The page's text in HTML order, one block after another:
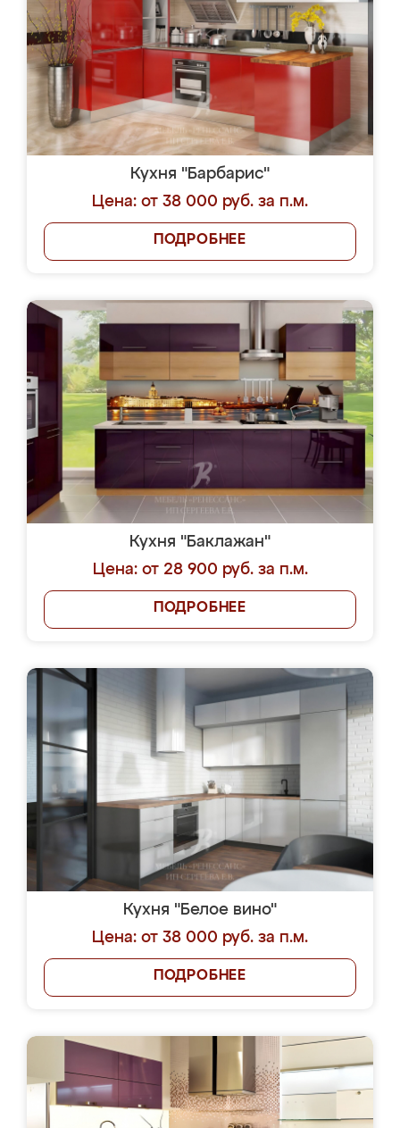
Кухня "Барбарис"
Цена: от 38 000 руб. за п.м.
ПОДРОБНЕЕ
Кухня "Баклажан"
Цена: от 28 900 руб. за п.м.
ПОДРОБНЕЕ
Кухня "Белое вино"
Цена: от 38 000 руб. за п.м.
ПОДРОБНЕЕ